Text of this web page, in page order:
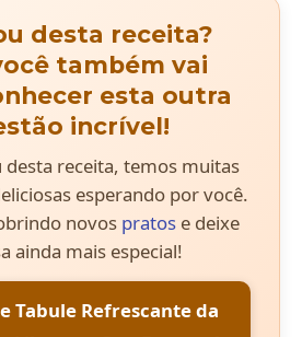
desta receita?
também vai
esta outra
incrível!
desta receita, temos muitas
esperando por você.
novos pratose deixe
ainda mais especial!
Tabule Refrescante da